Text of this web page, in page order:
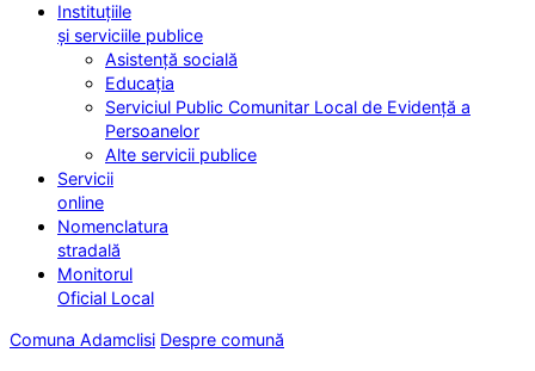
Instituțiile
și serviciile publice
Asistență socială
Educația
Serviciul Public Comunitar Local de Evidență a
Persoanelor
Alte servicii publice
Servicii
online
Nomenclatura
stradală
Monitorul
Oficial Local
Comuna Adamclisi Despre comună